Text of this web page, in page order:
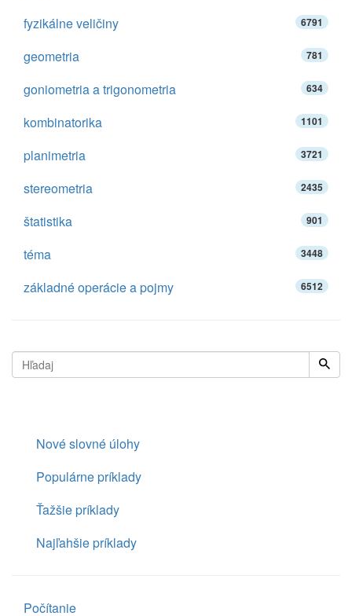
fyzikálne veličiny 6791
geometria 781
goniometria a trigonometria 634
kombinatorika 1101
planimetria 3721
stereometria 2435
štatistika 901
téma 3448
základné operácie a pojmy 6512
Nové slovné úlohy
Populárne príklady
Ťažšie príklady
Najľahšie príklady
Počítanie